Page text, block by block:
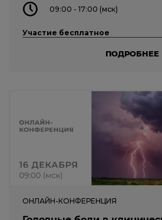
09:00 - 17:00 (мск)
Участие бесплатное
ПОДРОБНЕЕ
ОНЛАЙН-КОНФЕРЕНЦИЯ